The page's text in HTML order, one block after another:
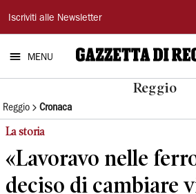
Gazzetta
di
Reggio
Iscriviti alle Newsletter
MENU
Reggio
Reggio Cronaca
La storia
«Lavoravo nelle
deciso di cambiare